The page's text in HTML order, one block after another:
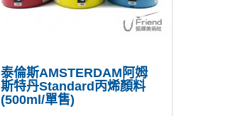
泰倫斯AMSTERDAM阿姆
斯特丹Standard丙烯顏料
(500ml/單售)